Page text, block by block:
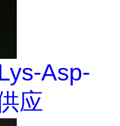
Asp-
应